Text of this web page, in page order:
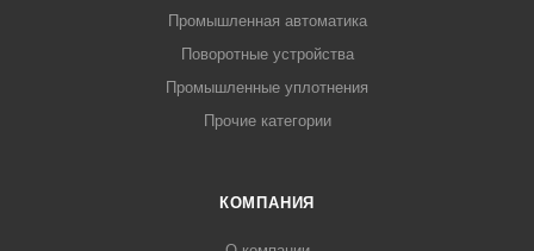
Промышленная автоматика
Поворотные устройства
Промышленные уплотнения
Прочие категории
КОМПАНИЯ